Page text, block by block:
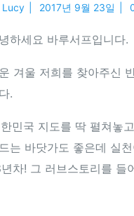
Lucy 2017년 9월 23일
하세요 바루서프입니다.
겨울 저희를 찾아주신
.
한민국 지도를 딱 펼쳐놓
는 바닷가도 좋은데 실
차! 그 러브스토리를 들